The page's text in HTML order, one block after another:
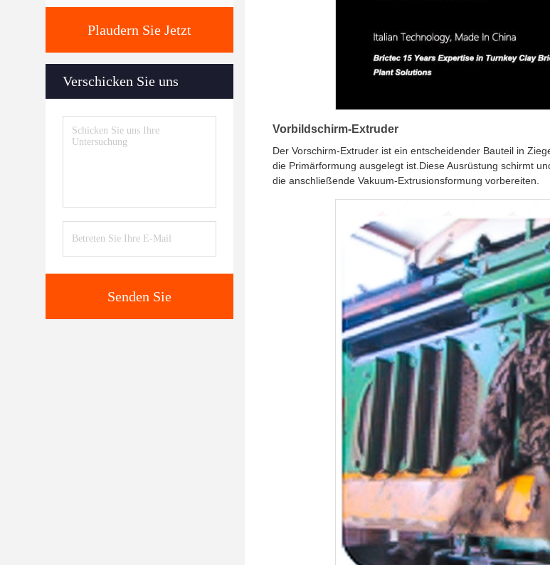
Plaudern Sie Jetzt
Verschicken Sie uns
Senden Sie
Vorbildschirm-Extruder
Der Vorschirm-Extruder ist ein entscheidender Bauteil in
die Primärformung ausgelegt ist.Diese Ausrüstung schirmt
die anschließende Vakuum-Extrusionsformung vorbereiten.